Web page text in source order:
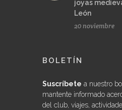
joyas
León
20 noviembre
BOLETÍN
Suscríbete a nuestro
mantente informado
del club, viajes,